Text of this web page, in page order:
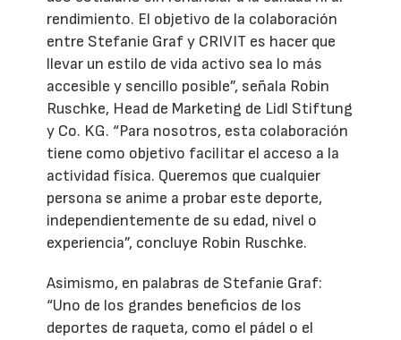
rendimiento. El objetivo de la colaboración
entre Stefanie Graf y CRIVIT es hacer que
llevar un estilo de vida activo sea lo más
accesible y sencillo posible”, señala Robin
Ruschke, Head de Marketing de Lidl Stiftung
y Co. KG. “Para nosotros, esta colaboración
tiene como objetivo facilitar el acceso a la
actividad física. Queremos que cualquier
persona se anime a probar este deporte,
independientemente de su edad, nivel o
experiencia”, concluye Robin Ruschke.
Asimismo, en palabras de Stefanie Graf:
“Uno de los grandes beneficios de los
deportes de raqueta, como el pádel o el